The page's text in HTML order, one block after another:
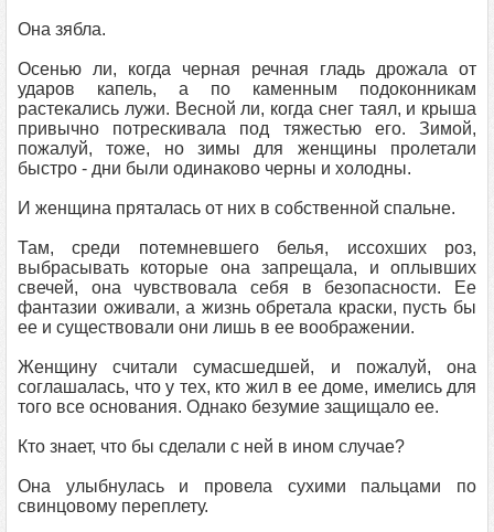
Она зябла.
Осенью ли, когда черная речная гладь дрожала от
ударов капель, а по каменным подоконникам
растекались лужи. Весной ли, когда снег таял, и крыша
привычно потрескивала под тяжестью его. Зимой,
пожалуй, тоже, но зимы для женщины пролетали
быстро - дни были одинаково черны и холодны.
И женщина пряталась от них в собственной спальне.
Там, среди потемневшего белья, иссохших роз,
выбрасывать которые она запрещала, и оплывших
свечей, она чувствовала себя в безопасности. Ее
фантазии оживали, а жизнь обретала краски, пусть бы
ее и существовали они лишь в ее воображении.
Женщину считали сумасшедшей, и пожалуй, она
соглашалась, что у тех, кто жил в ее доме, имелись для
того все основания. Однако безумие защищало ее.
Кто знает, что бы сделали с ней в ином случае?
Она улыбнулась и провела сухими пальцами по
свинцовому переплету.